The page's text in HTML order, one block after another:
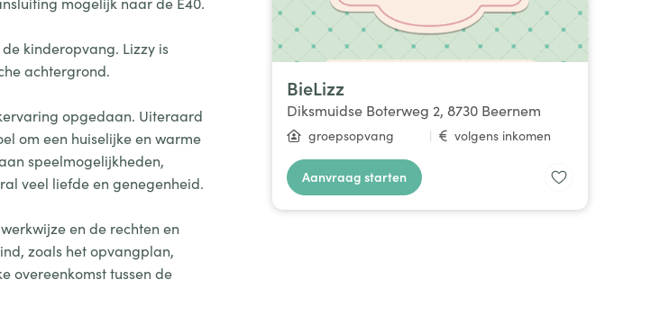
BieLizz
Diksmuidse Boterweg 2, 8730 Beernem
groepsopvang | volgens inkomen
Aanvraag starten
kinderopvang. Lizzy is
achtergrond.
opgedaan. Uiteraard
om een huiselijke en warme
speelmogelijkheden,
veel liefde en genegenheid.
en de rechten en
zoals het opvangplan,
overeenkomst tussen de